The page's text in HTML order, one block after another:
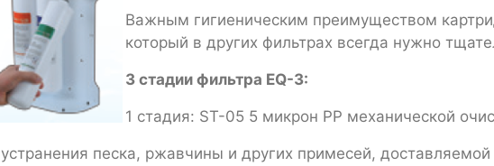
Важным гигиеническим преимуществом
который в других фильтрах всегда нужно
3 стадии фильтра EQ-3:
1 стадия: ST-05 5 микрон PP механической
песка, ржавчины и других примесей,